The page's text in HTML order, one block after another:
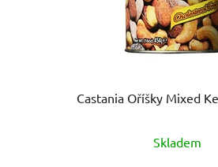
Castania Oříšky Mixed
Skladem